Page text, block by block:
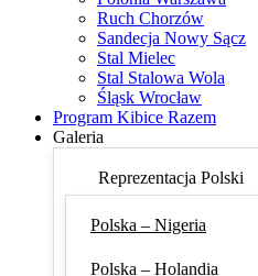
Ruch Chorzów
Sandecja Nowy Sącz
Stal Mielec
Stal Stalowa Wola
Śląsk Wrocław
Program Kibice Razem
Galeria
Reprezentacja Polski
Polska – Nigeria
Polska – Holandia